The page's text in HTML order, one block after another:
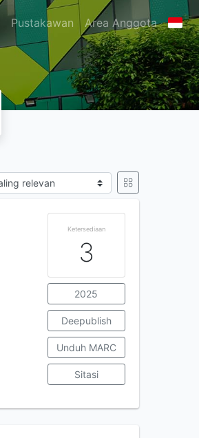
Pustakawan Area Anggota
Ketersediaan
3
2025
Deepublish
Unduh MARC
Sitasi